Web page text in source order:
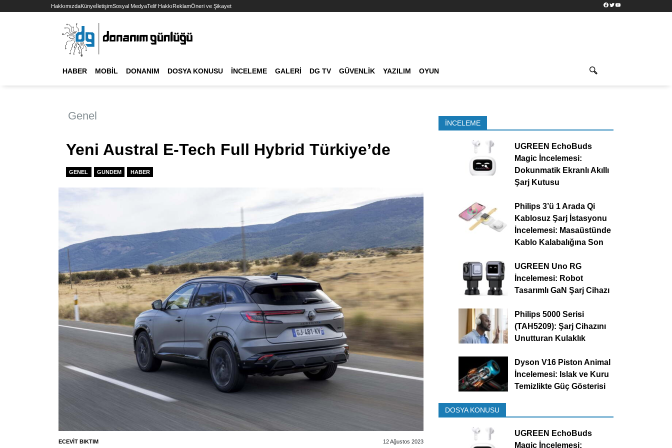
HakkımızdaKünyeİletişimSosyal MedyaTelif HakkıReklamÖneri ve Şikayet Facebook
TwitterYouTube
HABER MOBIL DONANIM DOSYA KONUSU İNCELEME GALERI DG TV GÜVENLIK YAZILIM OYUN
Genel
Yeni Austral E-Tech Full Hybrid Türkiye’de
GENEL GUNDEM HABER
ECEVIT BIKTIM 12 Ağustos 2023
İNCELEME
UGREEN EchoBuds
Magic İncelemesi:
Dokunmatik Ekranlı Akıllı
Şarj Kutusu
Philips 3’ü 1 Arada Qi
Kablosuz Şarj İstasyonu
İncelemesi: Masaüstünde
Kablo Kalabalığına Son
UGREEN Uno RG
İncelemesi: Robot
Tasarımlı GaN Şarj Cihazı
Philips 5000 Serisi
(TAH5209): Şarj Cihazını
Unutturan Kulaklık
Dyson V16 Piston Animal
İncelemesi: Islak ve Kuru
Temizlikte Güç Gösterisi
DOSYA KONUSU
UGREEN EchoBuds
Magic İncelemesi: